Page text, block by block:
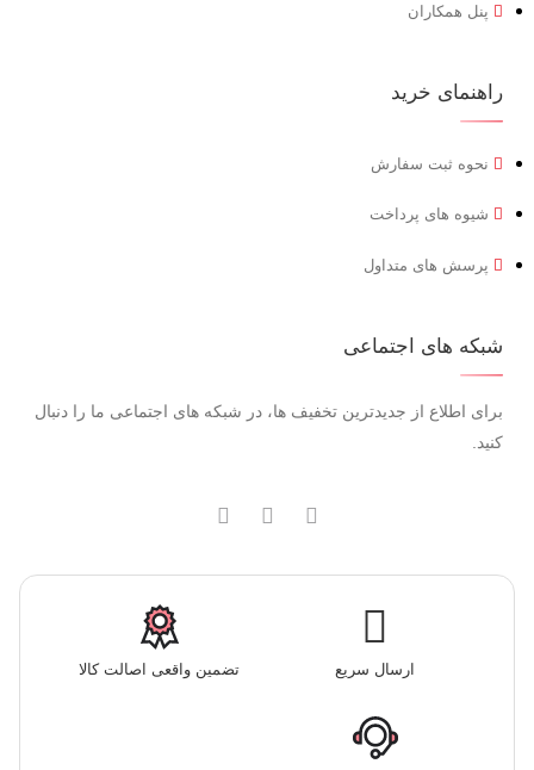
پنل همکاران
راهنمای خرید
نحوه ثبت سفارش
شیوه های پرداخت
پرسش های متداول
شبکه های اجتماعی
برای اطلاع از جدیدترین تخفیف ها، در شبکه های اجتماعی ما را دنبال
کنید.
ارسال سریع تضمین واقعی اصالت کالا